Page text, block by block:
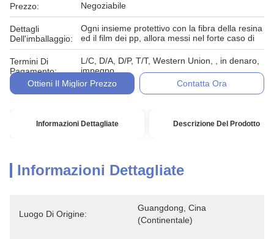
Prezzo: Negoziabile
Dettagli
Dell'imballaggio:
Ogni insieme protettivo con la fibra della resina
ed il film dei pp, allora messi nel forte caso di
Termini Di
Pagamento:
L/C, D/A, D/P, T/T, Western Union, , in denaro,
impegno
Ottieni Il Miglior Prezzo
Contatta Ora
Informazioni Dettagliate Descrizione Del Prodotto
Informazioni Dettagliate
Luogo Di Origine:
Guangdong, Cina
(continentale)